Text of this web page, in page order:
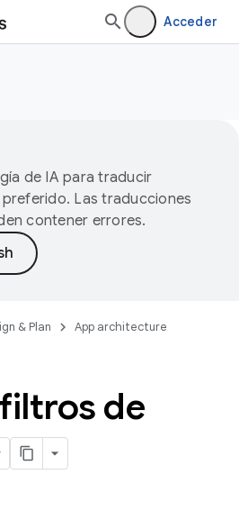
Acceder
de IA para traducir
Las traducciones
contener errores.
& Plan App architecture
de